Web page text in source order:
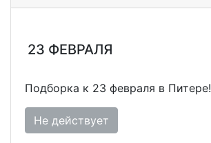
23 ФЕВРАЛЯ
Подборка к 23 февраля в Питере!
Не действует